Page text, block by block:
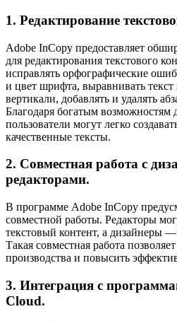
1. Редактирование
Adobe InCopy предоставляет
для редактирования текстового
исправлять орфографические
и цвет шрифта, выравнивать текст
вертикали, добавлять и удалять
Благодаря богатым возможностям
пользователи могут легко
качественные тексты.
2. Совместная работа с
редакторами.
В программе Adobe InCopy
совместной работы. Редакторы
текстовый контент, а дизайнеры
Такая совместная работа
производства и повысить
3. Интеграция с
Cloud.